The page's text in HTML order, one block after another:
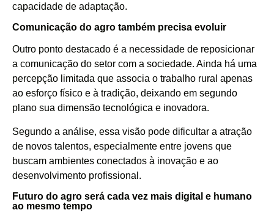
capacidade de adaptação.
Comunicação do agro também precisa evoluir
Outro ponto destacado é a necessidade de reposicionar
a comunicação do setor com a sociedade. Ainda há uma
percepção limitada que associa o trabalho rural apenas
ao esforço físico e à tradição, deixando em segundo
plano sua dimensão tecnológica e inovadora.
Segundo a análise, essa visão pode dificultar a atração
de novos talentos, especialmente entre jovens que
buscam ambientes conectados à inovação e ao
desenvolvimento profissional.
Futuro do agro será cada vez mais digital e humano
ao mesmo tempo